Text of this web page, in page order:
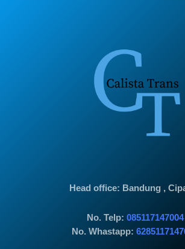
Head office: Bandung ,
No. Telp: 085117147004
No. Whastapp: